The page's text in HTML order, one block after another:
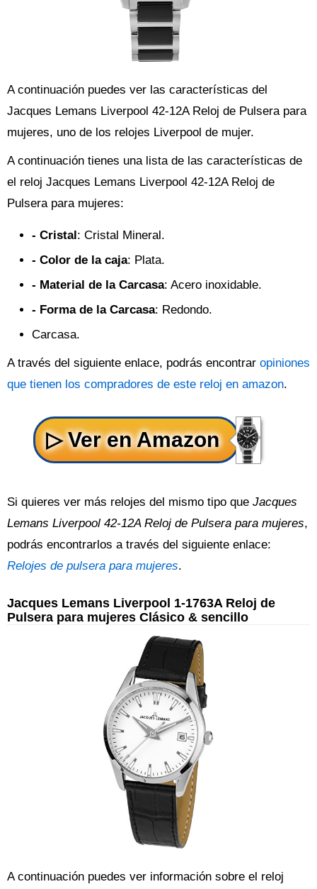
A continuación puedes ver las características del
Jacques Lemans Liverpool 42-12A Reloj de Pulsera para
mujeres, uno de los relojes Liverpool de mujer.
A continuación tienes una lista de las características de
el reloj Jacques Lemans Liverpool 42-12A Reloj de
Pulsera para mujeres:
- Cristal: Cristal Mineral.
- Color de la caja: Plata.
- Material de la Carcasa: Acero inoxidable.
- Forma de la Carcasa: Redondo.
Carcasa.
A través del siguiente enlace, podrás encontrar opiniones
que tienen los compradores de este reloj en amazon.
Si quieres ver más relojes del mismo tipo que Jacques
Lemans Liverpool 42-12A Reloj de Pulsera para mujeres,
podrás encontrarlos a través del siguiente enlace:
Relojes de pulsera para mujeres.
Jacques Lemans Liverpool 1-1763A Reloj de
Pulsera para mujeres Clásico & sencillo
A continuación puedes ver información sobre el reloj